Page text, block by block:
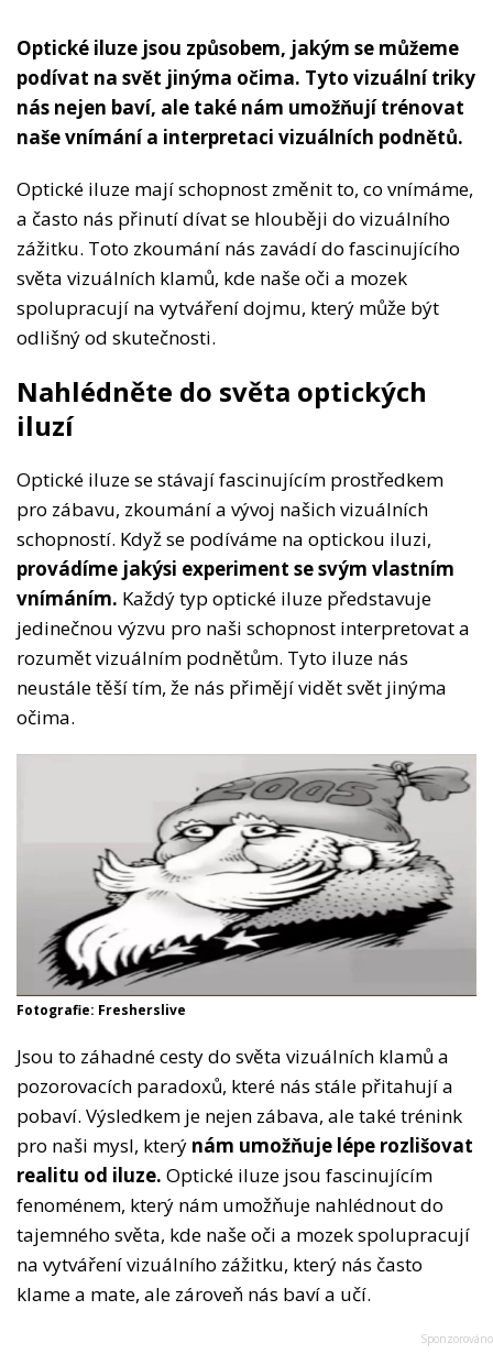
Optické iluze jsou způsobem, jakým se můžeme
podívat na svět jinýma očima. Tyto vizuální triky
nás nejen baví, ale také nám umožňují trénovat
naše vnímání a interpretaci vizuálních podnětů.
Optické iluze mají schopnost změnit to, co vnímáme,
a často nás přinutí dívat se hlouběji do vizuálního
zážitku. Toto zkoumání nás zavádí do fascinujícího
světa vizuálních klamů, kde naše oči a mozek
spolupracují na vytváření dojmu, který může být
odlišný od skutečnosti.
Nahlédněte do světa optických
iluzí
Optické iluze se stávají fascinujícím prostředkem
pro zábavu, zkoumání a vývoj našich vizuálních
schopností. Když se podíváme na optickou iluzi,
provádíme jakýsi experiment se svým vlastním
vnímáním. Každý typ optické iluze představuje
jedinečnou výzvu pro naši schopnost interpretovat a
rozumět vizuálním podnětům. Tyto iluze nás
neustále těší tím, že nás přimějí vidět svět jinýma
očima.
Fotografie: Fresherslive
Jsou to záhadné cesty do světa vizuálních klamů a
pozorovacích paradoxů, které nás stále přitahují a
pobaví. Výsledkem je nejen zábava, ale také trénink
pro naši mysl, který nám umožňuje lépe rozlišovat
realitu od iluze. Optické iluze jsou fascinujícím
fenoménem, který nám umožňuje nahlédnout do
tajemného světa, kde naše oči a mozek spolupracují
na vytváření vizuálního zážitku, který nás často
klame a mate, ale zároveň nás baví a učí.